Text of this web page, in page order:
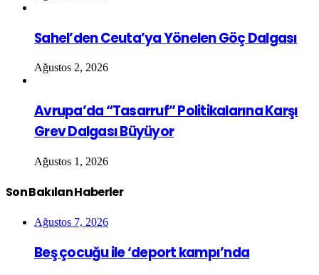
Sahel’den Ceuta’ya Yönelen Göç Dalgası
Ağustos 2, 2026
Avrupa’da “Tasarruf” Politikalarına Karşı
Grev Dalgası Büyüyor
Ağustos 1, 2026
Son Bakılan Haberler
Ağustos 7, 2026
Beş çocuğu ile ‘deport kampı’nda